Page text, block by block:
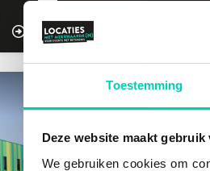
Toestemming
Deze website maakt gebruik
We gebruiken cookies om
Utrecht